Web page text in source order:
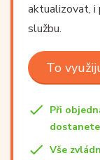
aktualizovat, i
službu.
To
Při
Vše